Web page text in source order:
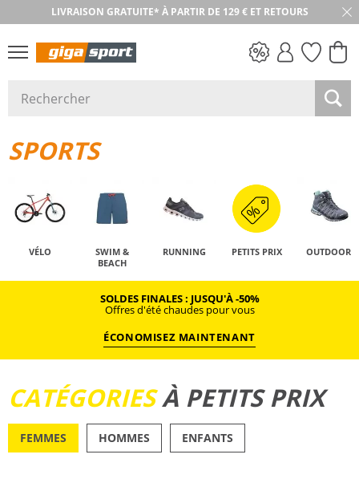
LIVRAISON GRATUITE* À PARTIR DE 129 € ET RETOURS
RETOUR SOUS 30 JOURS
SPORTS
VÉLO
SWIM &
BEACH
RUNNING PETITS PRIX OUTDOOR
SOLDES FINALES : JUSQU'À -50%
Offres d'été chaudes pour vous
ÉCONOMISEZ MAINTENANT
CATÉGORIESÀ PETITS PRIX
FEMMES HOMMES ENFANTS